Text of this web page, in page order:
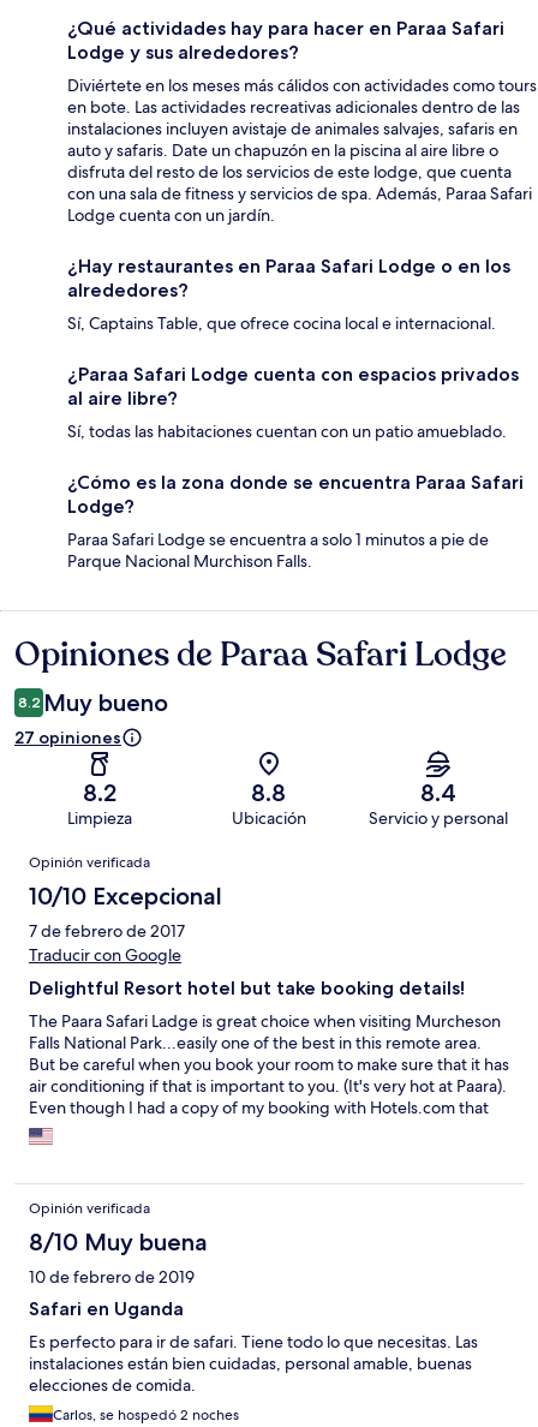
¿Qué actividades hay para hacer en Paraa Safari
Lodge y sus alrededores?
Diviértete en los meses más cálidos con actividades como tours
en bote. Las actividades recreativas adicionales dentro de las
instalaciones incluyen avistaje de animales salvajes, safaris en
auto y safaris. Date un chapuzón en la piscina al aire libre o
disfruta del resto de los servicios de este lodge, que cuenta
con una sala de fitness y servicios de spa. Además, Paraa Safari
Lodge cuenta con un jardín.
¿Hay restaurantes en Paraa Safari Lodge o en los
alrededores?
Sí, Captains Table, que ofrece cocina local e internacional.
¿Paraa Safari Lodge cuenta con espacios privados
al aire libre?
Sí, todas las habitaciones cuentan con un patio amueblado.
¿Cómo es la zona donde se encuentra Paraa Safari
Lodge?
Paraa Safari Lodge se encuentra a solo 1 minutos a pie de
Parque Nacional Murchison Falls.
Opiniones
Opiniones de Paraa Safari Lodge
8.2 Muy bueno
27 opiniones
8.2
Limpieza
8.8
Ubicación
8.4
Servicio y personal
Opiniones
Opinión verificada
10/10 Excepcional
7 de febrero de 2017
Traducir con Google
Delightful Resort hotel but take booking details!
The Paara Safari Ladge is great choice when visiting Murcheson
Falls National Park...easily one of the best in this remote area.
But be careful when you book your room to make sure that it has
air conditioning if that is important to you. (It's very hot at Paara).
Even though I had a copy of my booking with Hotels.com that
clearly stated that I hadn't paid for an air conditioned room, it
required 30 minutes of arguing and a call to hotels.com before
my room however, he Hotel was delightful. A beautiful
swimming pool, a comfortable room with balcony that
overlooked the game park and river, a modern bathroom with
plenty of hot water, a second floor dining room with outdoor
seating, nice handicraft shop, and stylish surroundings made for
a memorable stay. Once past my initial problem, staff were
friendly and helpful.
Opinión verificada
8/10 Muy buena
10 de febrero de 2019
Safari en Uganda
Es perfecto para ir de safari. Tiene todo lo que necesitas. Las
instalaciones están bien cuidadas, personal amable, buenas
elecciones de comida.
Carlos, se hospedó 2 noches